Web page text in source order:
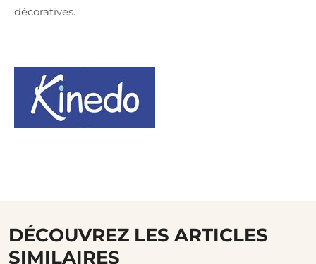
décoratives.
DÉCOUVREZ LES ARTICLES
SIMILAIRES